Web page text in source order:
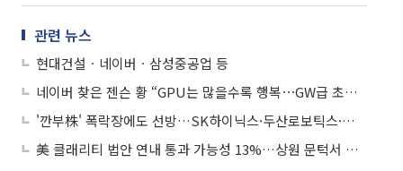
관련 뉴스
현대건설ㆍ네이버ㆍ삼성중공업 등
네이버 찾은 젠슨 황 “GPU는 많을수록 행복⋯GW급 초대형 AI 인프라 협력”
'깐부株' 폭락장에도 선방…SK하이닉스·두산로보틱스·네이버는 낙폭 방어
美 클래리티 법안 연내 통과 가능성 13%…상원 문턱서 제동